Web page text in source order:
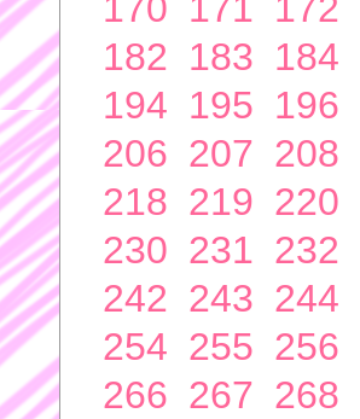
182 183 184
194 195 196
206 207 208
218 219 220
230 231 232
242 243 244
254 255 256
266 267 268